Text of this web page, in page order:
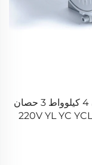
سعر محرك كهربائي أحادي الطور 5 حصان 4 كيلوواط 3 حصان